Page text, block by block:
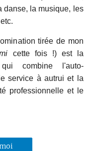
danse, la musique, les
tirée de mon
cette fois !) est la
combine l'auto-
service à autrui et a
professionnelle et le